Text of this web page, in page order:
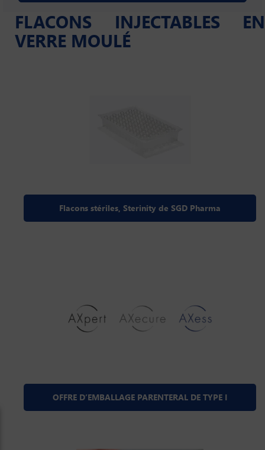
FLACONS INJECTABLES EN
VERRE MOULÉ
Flacons stériles, Sterinity de SGD Pharma
OFFRE D’EMBALLAGE PARENTERAL DE TYPE I